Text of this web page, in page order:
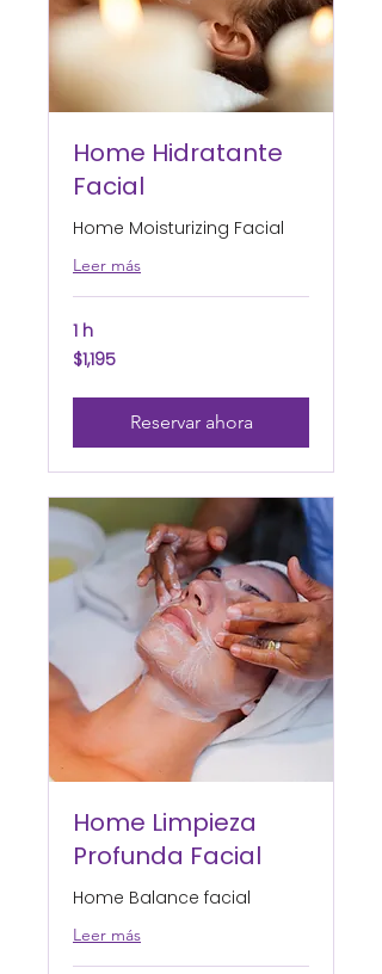
Home Hidratante
Facial
Home Moisturizing Facial
Leer más
1 h
1,195
pesos
$1,195
Reservar ahora
Home Limpieza
Profunda Facial
Home Balance facial
Leer más